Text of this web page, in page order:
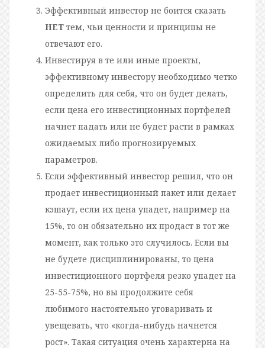
Эффективный инвестор не боится сказать
НЕТ тем, чьи ценности и принципы не
отвечают его.
Инвестируя в те или иные проекты,
эффективному инвестору необходимо четко
определить для себя, что он будет делать,
если цена его инвестиционных портфелей
начнет падать или не будет расти в рамках
ожидаемых либо прогнозируемых
параметров.
Если эффективный инвестор решил, что он
продает инвестиционный пакет или делает
кэшаут, если их цена упадет, например на
15%, то он обязательно их продаст в тот же
момент, как только это случилось. Если вы
не будете дисциплинированы, то цена
инвестиционного портфеля резко упадет на
25-55-75%, но вы продолжите себя
любимого настоятельно уговаривать и
увещевать, что «когда-нибудь начнется
рост». Такая ситуация очень характерна на